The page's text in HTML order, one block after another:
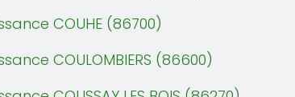
COUHE (86700)
COULOMBIERS (86600)